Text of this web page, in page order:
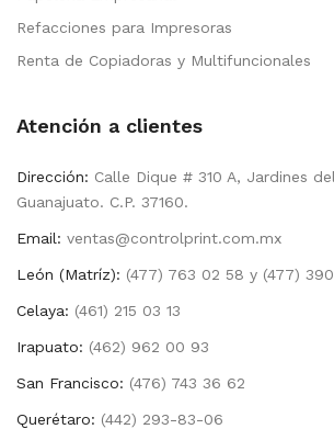
Refacciones para Impresoras
Renta de Copiadoras y Multifuncionales
Atención a clientes
Dirección: Calle Dique # 310 A, Jardines
Guanajuato. C.P. 37160.
Email: ventas@controlprint.com.mx
León (Matríz): (477) 763 02 58 y (477)
Celaya: (461) 215 03 13
Irapuato: (462) 962 00 93
San Francisco: (476) 743 36 62
Querétaro: (442) 293-83-06